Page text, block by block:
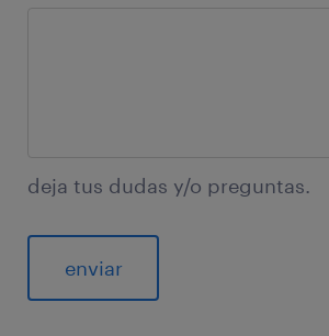
deja tus dudas y/o preguntas.